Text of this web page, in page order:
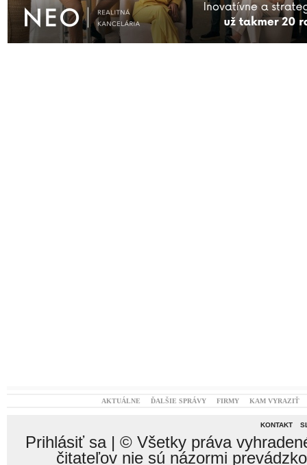
AKTUÁLNE ĎALŠIE SPRÁVY FIRMY KAM VYRAZIŤ
KONTAKT
Prihlásiť sa| © Všetky práva
čitateľov nie sú názormi